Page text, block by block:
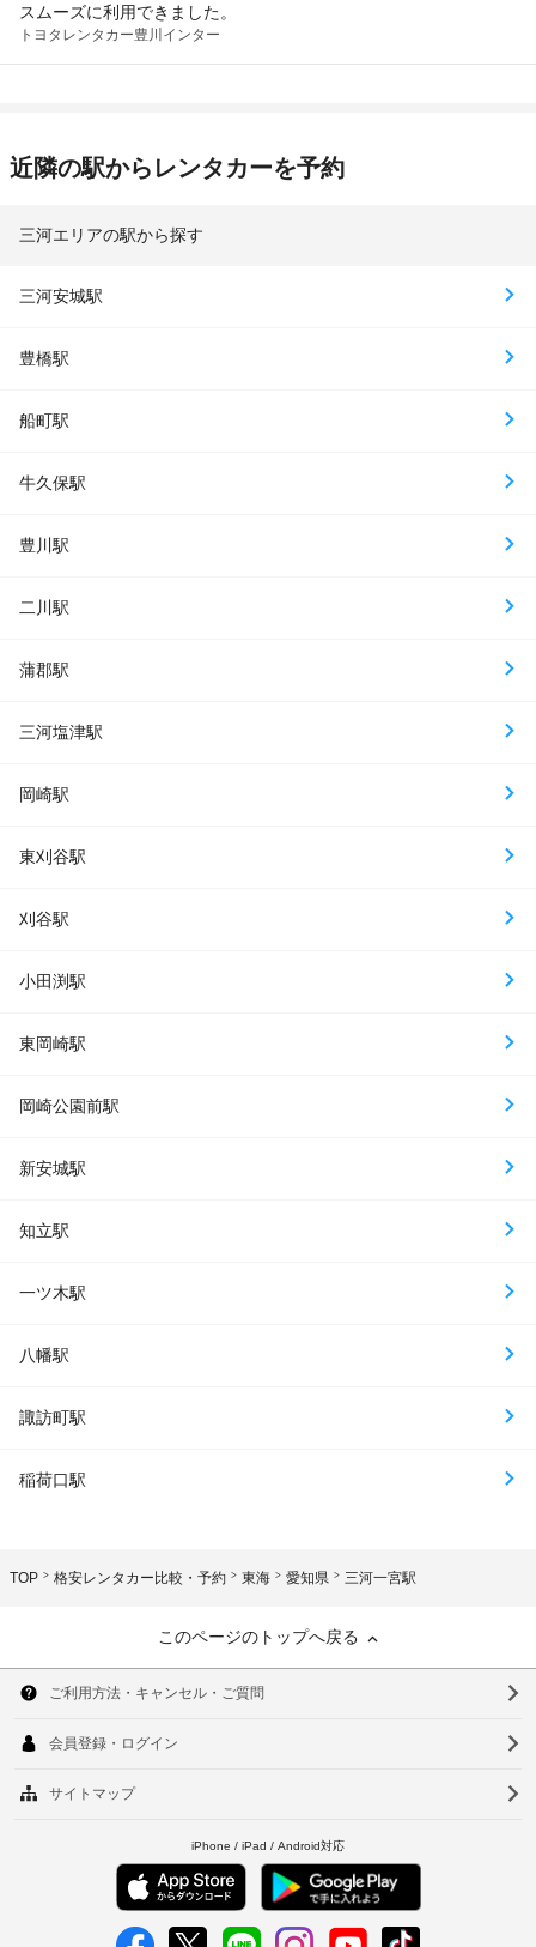
スムーズに利用できました。
トヨタレンタカー豊川インター
近隣の駅からレンタカーを予約
三河エリアの駅から探す
三河安城駅
豊橋駅
船町駅
牛久保駅
豊川駅
二川駅
蒲郡駅
三河塩津駅
岡崎駅
東刈谷駅
刈谷駅
小田渕駅
東岡崎駅
岡崎公園前駅
新安城駅
知立駅
一ツ木駅
八幡駅
諏訪町駅
稲荷口駅
TOP 格安レンタカー比較・予約 東海 愛知県 三河一宮駅
このページのトップへ戻る